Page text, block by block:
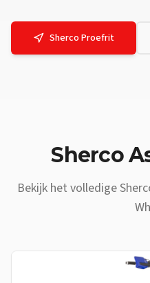
Sherco Proefrit
Sherco
Bekijk het volledige